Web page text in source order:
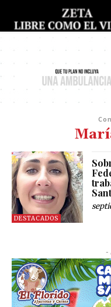
DESTACADOS
-